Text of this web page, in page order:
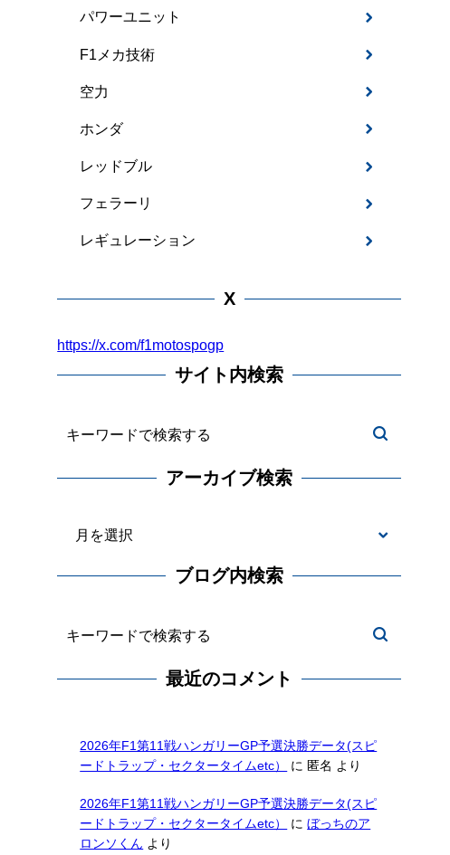
35.283
2 Laps
12 Laps
パワーユニット
F1メカ技術
空力
ホンダ
レッドブル
フェラーリ
レギュレーション
X
https://x.com/f1motospogp
サイト内検索
アーカイブ検索
ブログ内検索
最近のコメント
2026年F1第11戦ハンガリーGP予選決勝データ(スピ
ードトラップ・セクタータイムetc）
に 匿名 より
2026年F1第11戦ハンガリーGP予選決勝データ(スピ
ードトラップ・セクタータイムetc）
にぼっちのア
ロンソくん より